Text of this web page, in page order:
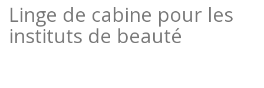
Linge de cabine pour les
instituts de beauté